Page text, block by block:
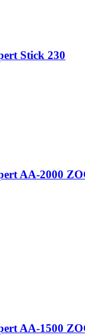
Stick 230
AA-2000
AA-1500